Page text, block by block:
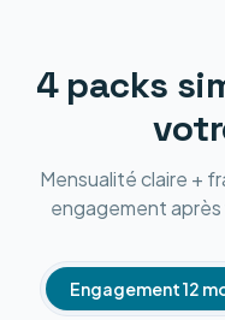
4 packs
Mensualité claire +
engagement
Engagement 12